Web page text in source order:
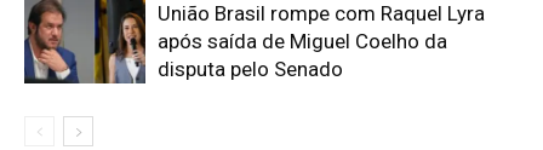
União Brasil rompe com Raquel Lyra
após saída de Miguel Coelho da
disputa pelo Senado